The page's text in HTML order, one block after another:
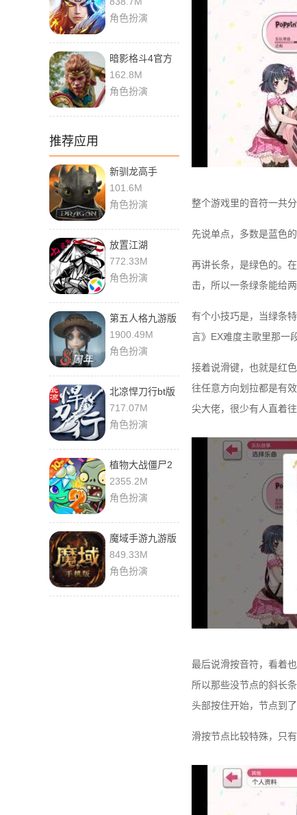
角色扮演
暗影格斗4官方
正版
162.8M
角色扮演
推荐应用
新驯龙高手
101.6M
角色扮演
放置江湖
772.33M
角色扮演
第五人格九游版
1900.49M
角色扮演
北凉悍刀行bt版
717.07M
角色扮演
植物大战僵尸2
2355.2M
角色扮演
魔域手游九游版
本
849.33M
角色扮演
整个游戏里的音符一共
先说单点，多数是蓝色
再讲长条，是绿色的。
击，所以一条绿条能给两
有个小技巧是，当绿条
言》EX难度主歌里那一
接着说滑键，也就是红
往任意方向划拉都是有
尖大佬，很少有人直着
最后说滑按音符，看着
所以那些没节点的斜长
头部按住开始，节点到
滑按节点比较特殊，只